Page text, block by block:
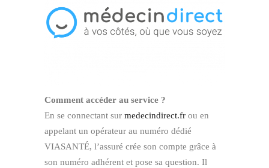
Comment accéder au service ?
En se connectant sur medecindirect.fr ou en
appelant un opérateur au numéro dédié
VIASANTÉ, l’assuré crée son compte grâce à
son numéro adhérent et pose sa question. Il